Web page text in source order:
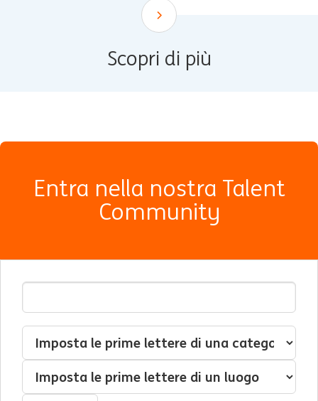
Scroll down
Scopri di più
Entra nella nostra Talent
Community
Indirizzo Email
Interessato(a) a
Categoria
Luogo